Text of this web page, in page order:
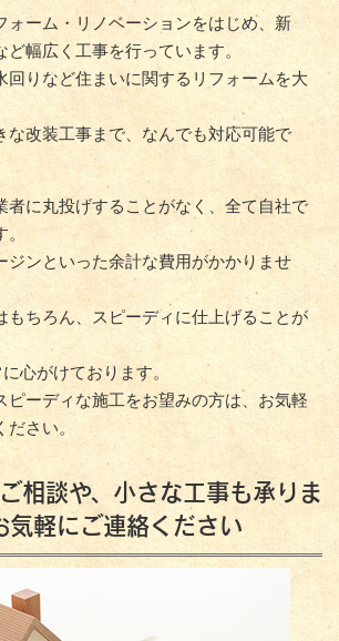
ォーム・リノベーションをはじめ、新
幅広く工事を行っています。
回りなど住まいに関するリフォームを大
な改装工事まで、なんでも対応可能で
者に丸投げすることがなく、全て自社で
ジンといった余計な費用がかかりませ
もちろん、スピーディに仕上げることが
心がけております。
ピーディな施工をお望みの方は、お気軽
さい。
相談や、小さな工事も承りま
気軽にご連絡ください